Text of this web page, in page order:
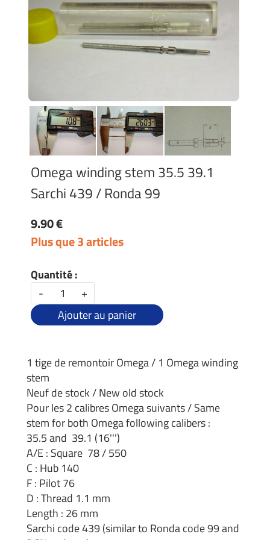
Omega winding stem 35.5 39.1
Sarchi 439 / Ronda 99
9.90 €
Plus que 3 articles
Quantité :
-
+
Ajouter au panier
1 tige de remontoir Omega / 1 Omega winding
stem
Neuf de stock / New old stock
Pour les 2 calibres Omega suivants / Same
stem for both Omega following calibers :
35.5 and 39.1 (16''')
A/E : Square 78 / 550
C : Hub 140
F : Pilot 76
D : Thread 1.1 mm
Length : 26 mm
Sarchi code 439 (similar to Ronda code 99 and